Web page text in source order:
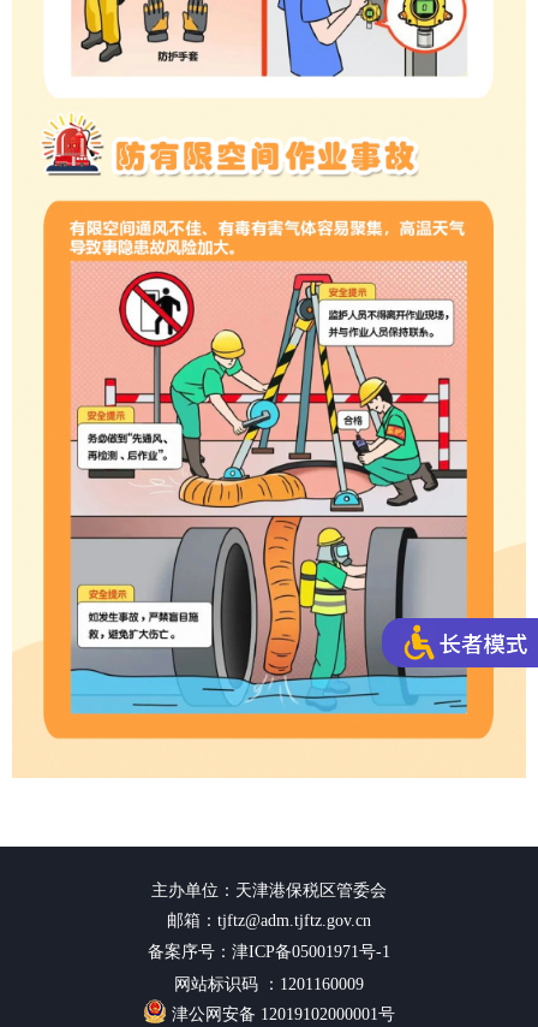
主办单位：天津港保税区管委会
邮箱：tjftz@adm.tjftz.gov.cn
备案序号：津ICP备05001971号-1
网站标识码 ：1201160009
津公网安备 12019102000001号